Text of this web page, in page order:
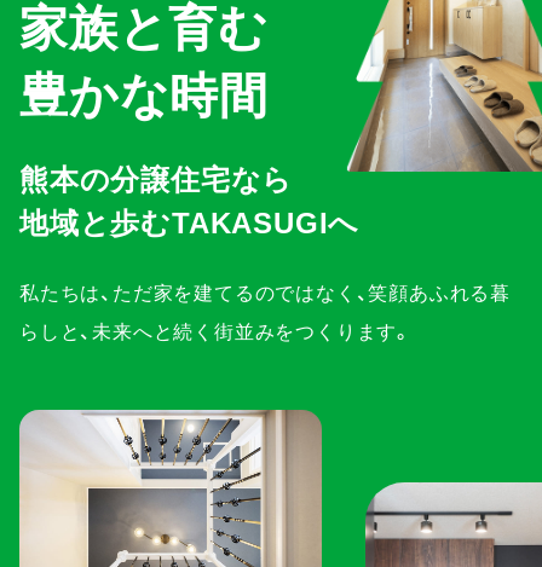
家族と育む
豊かな時間
熊本の分譲住宅なら
地域と歩むTAKASUGIへ
私たちは、ただ家を建てるのではなく、笑顔あふれる暮
らしと、未来へと続く 街並みをつくります。